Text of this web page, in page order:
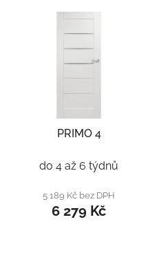
PRIMO 4
do 4 až 6 týdnů
5 189 Kč bez DPH
6 279 Kč